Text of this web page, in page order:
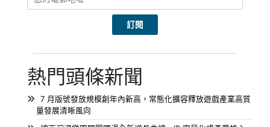
熱門頭條新聞
7 月版號發放規模創年內新高，常態化擴容釋放遊戲產業高質
量發展清晰風向